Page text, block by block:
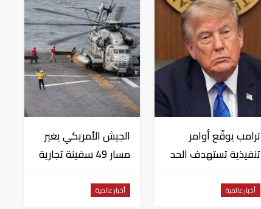
ترامب يوقّع أوامر
تنفيذية تستهدف الحد
الأمريكية بالولادة
أخبار عالمية
الجيش الأمريكي يغير
مسار 49 سفينة تجارية
أخبار عالمية